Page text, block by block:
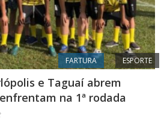
FARTURA ESPORTE
e Taguaí abrem
na 1ª rodada